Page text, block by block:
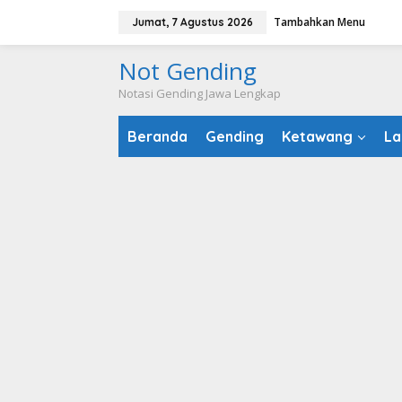
konten
Jumat, 7 Agustus 2026 Tambahkan Menu
Not Gending
Notasi Gending Jawa Lengkap
Beranda Gending Ketawang